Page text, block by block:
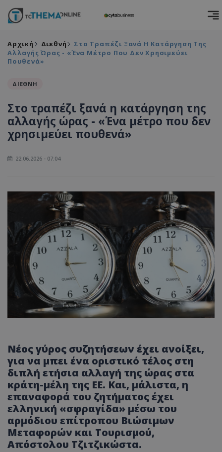
Αρχική Διεθνή
Στο Τραπέζι Ξανά Η Κατάργηση Της
Αλλαγής Ώρας - «Ένα Μέτρο Που Δεν Χρησιμεύει
Πουθενά»
ΔΙΕΘΝΗ
Στο τραπέζι ξανά η κατάργηση της
αλλαγής ώρας - «Ένα μέτρο που δεν
χρησιμεύει πουθενά»
22.06.2026 - 07:04
Νέος γύρος συζητήσεων έχει ανοίξει,
για να μπει ένα οριστικό τέλος στη
διπλή ετήσια αλλαγή της ώρας στα
κράτη-μέλη της ΕΕ. Και, μάλιστα, η
επαναφορά του ζητήματος έχει
ελληνική «σφραγίδα» μέσω του
αρμόδιου επίτροπου Βιώσιμων
Μεταφορών και Τουρισμού,
Απόστολου Τζιτζικώστα.